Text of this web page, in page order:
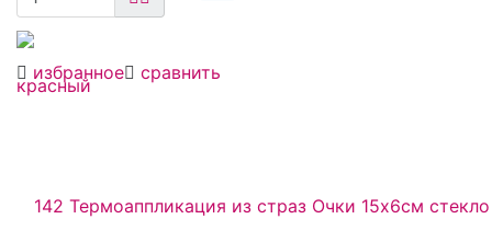
избранное сравнить